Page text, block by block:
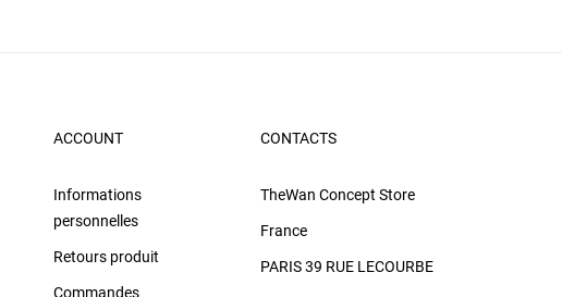
ACCOUNT
Informations
personnelles
Retours produit
Commandes
CONTACTS
TheWan Concept Store
France
PARIS 39 RUE LECOURBE